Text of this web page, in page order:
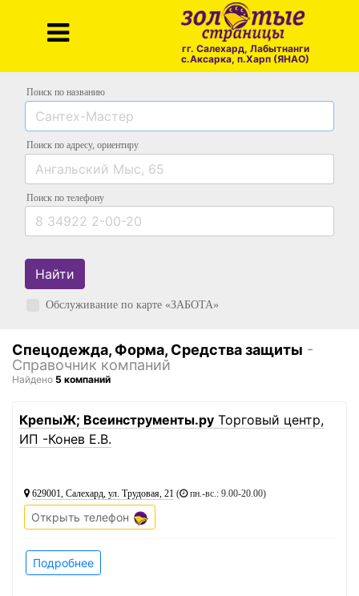
гг. Салехард, Лабытнанги
с.Аксарка, п.Харп (ЯНАО)
Поиск по названию
Поиск по адресу, ориентиру
Поиск по телефону
Найти
Обслуживание по карте «ЗАБОТА»
Спецодежда, Форма, Средства защиты -
Справочник компаний
Найдено 5 компаний
КрепыЖ; Всеинструменты.ру Торговый центр,
ИП -Конев Е.В.
629001, Салехард, ул. Трудовая, 21 ( пн.-вс.: 9.00-20.00)
Открыть телефон
Подробнее